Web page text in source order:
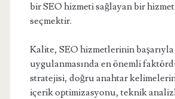
bir SEO hizmeti sağlayan bir hizmet
seçmektir.
Kalite, SEO hizmetlerinin başarıyla
uygulanmasında en önemli
stratejisi, doğru anahtar
içerik optimizasyonu, teknik